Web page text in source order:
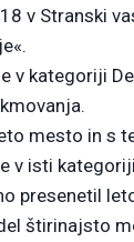
v Stranski
v kategoriji
mesto in s
v isti
presenetil
štirinajsto